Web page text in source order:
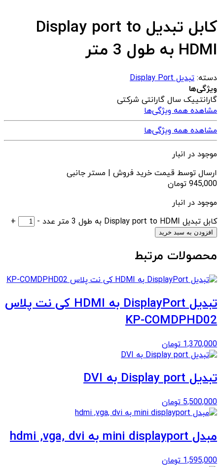
کابل تبدیل Display port to
HDMI به طول 3 متر
دسته: تبدیل Display Port
ویژگی‌ها
گارانتییک سال گارانتی شرکتی
مشاهده همه ویژگی‌ها
مشاهده همه ویژگی‌ها
موجود در انبار
ارسال توسط قیمت خرید فروش | مستر جانبی
945,000 تومان
موجود در انبار
کابل تبدیل Display port to HDMI به طول 3 متر عدد
-
+
افزودن به سبد خرید
محصولات مرتبط
تبدیل DisplayPort به HDMI کی نت پلاس
KP-COMDPHD02
1,370,000 تومان
تبدیل Display port به DVI
5,500,000 تومان
مبدل mini displayport به hdmi ,vga, dvi
1,595,000 تومان